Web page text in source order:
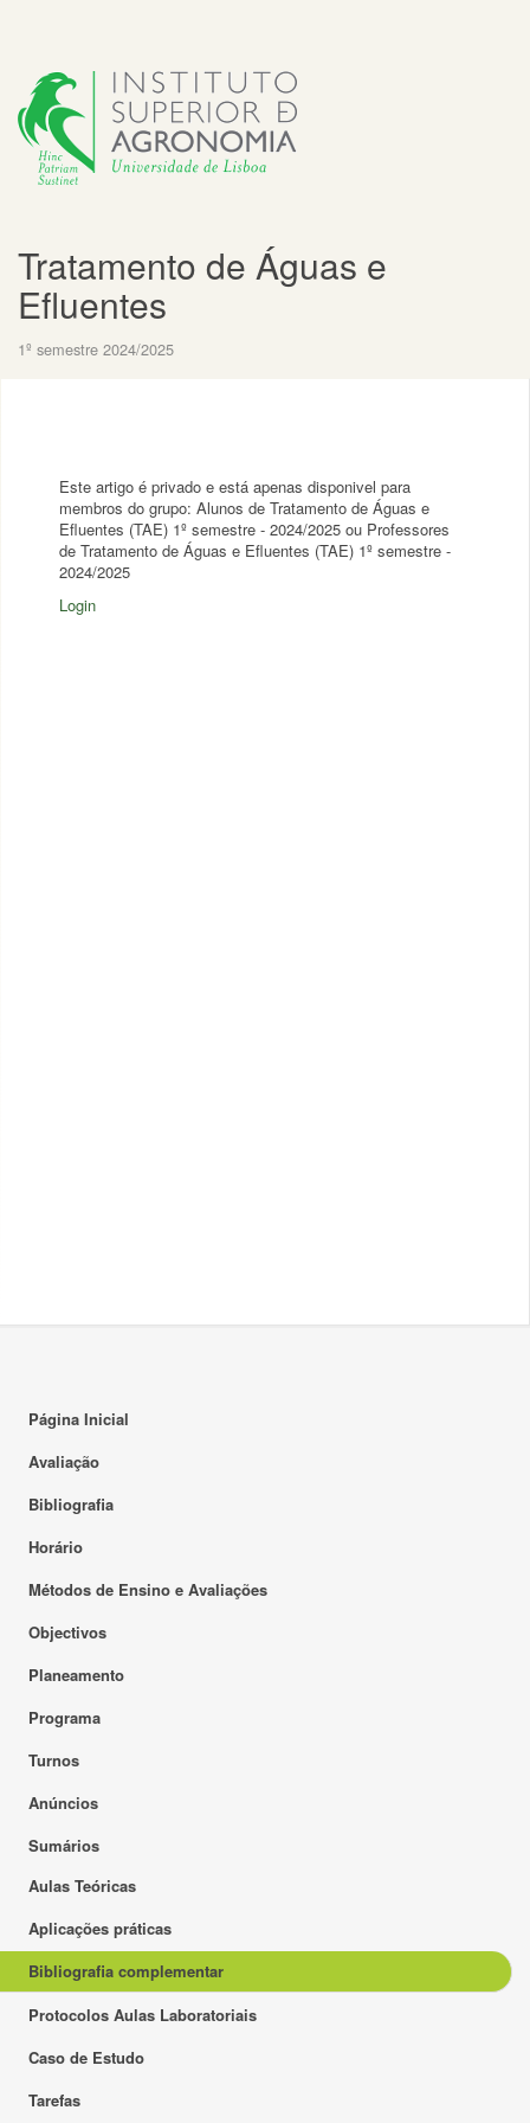
Tratamento de Águas e
Efluentes
1º semestre 2024/2025
Este artigo é privado e está apenas disponivel para
membros do grupo: Alunos de Tratamento de Águas e
Efluentes (TAE) 1º semestre - 2024/2025 ou Professores
de Tratamento de Águas e Efluentes (TAE) 1º semestre -
2024/2025
Login
Página Inicial
Avaliação
Bibliografia
Horário
Métodos de Ensino e Avaliações
Objectivos
Planeamento
Programa
Turnos
Anúncios
Sumários
Aulas Teóricas
Aplicações práticas
Bibliografia complementar
Protocolos Aulas Laboratoriais
Caso de Estudo
Tarefas